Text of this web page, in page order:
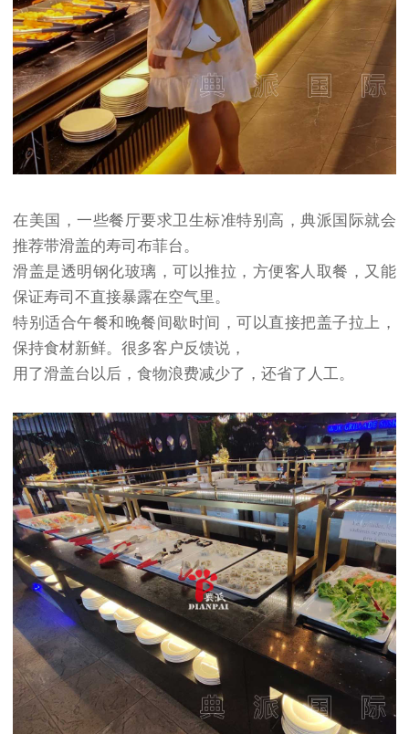
在美国，一些餐厅要求卫生标准特别高，典派国际就会
推荐带滑盖的寿司布菲台。
滑盖是透明钢化玻璃，可以推拉，方便客人取餐，又能
保证寿司不直接暴露在空气里。
特别适合午餐和晚餐间歇时间，可以直接把盖子拉上，
保持食材新鲜。很多客户反馈说，
用了滑盖台以后，食物浪费减少了，还省了人工。